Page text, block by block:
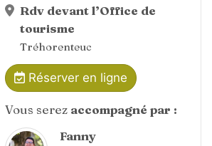
Rdv devant l’Office de
tourisme
Tréhorenteuc
Réserver en ligne
Vous serez accompagné par :
Fanny